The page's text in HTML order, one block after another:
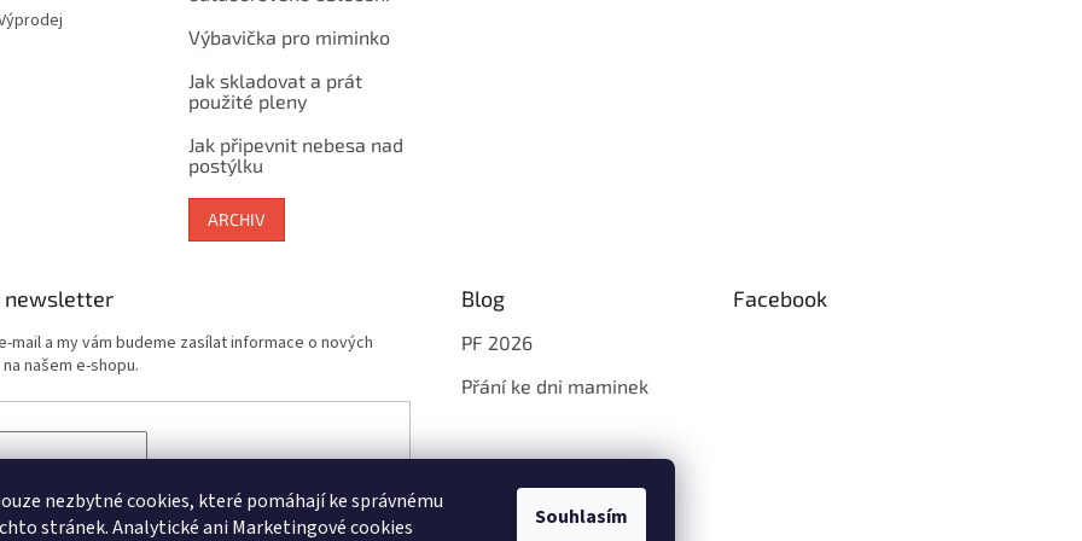
nezbytné cookies, které pomáhají ke správnému
stránek. Analytické ani Marketingové cookies
Souhlasím
Výbavička pro miminko
Jak skladovat a prát
použité pleny
Jak připevnit nebesa nad
postýlku
ARCHIV
newsletter
mail a my vám budeme zasílat informace o nových
našem e-shopu.
SE
Blog
PF 2026
Přání ke dni maminek
Facebook